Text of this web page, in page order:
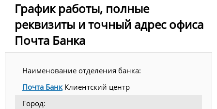
График работы, полные
реквизиты и точный адрес офиса
Почта Банка
Наименование отделения банка:
Почта БанкКлиентский центр
Город: